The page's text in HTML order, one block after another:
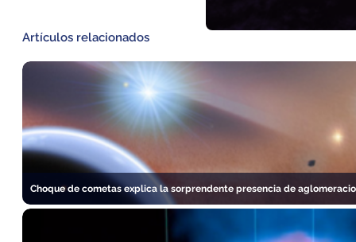
Artículos relacionados
Choque de cometas explica la sorprendente presencia de